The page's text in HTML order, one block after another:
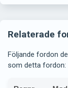
Relaterade
Följande fordon
som detta fordon: